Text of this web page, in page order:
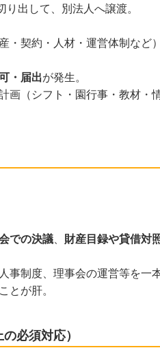
り出して、別法人へ譲渡。
産・契約・人材・運営体制など）
・届出が発生。
画（シフト・園行事・教材・
での決議 財産目録や貸借対
事制度、理事会の運営等を
とが肝。
必須対応）